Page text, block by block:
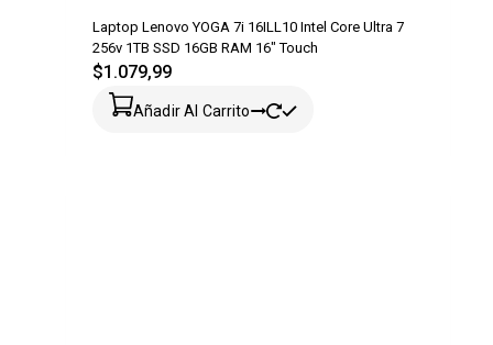
Laptop Lenovo YOGA 7i 16ILL10 Intel Core Ultra 7
256v 1TB SSD 16GB RAM 16″ Touch
$1.079,99
Añadir Al Carrito